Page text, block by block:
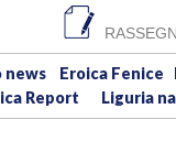
news Eroica Fenice
Report
Liguria